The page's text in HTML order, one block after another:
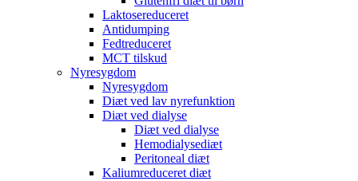
Laktosereduceret
Antidumping
Fedtreduceret
MCT tilskud
Nyresygdom
Nyresygdom
Diæt ved lav nyrefunktion
Diæt ved dialyse
Diæt ved dialyse
Hemodialysediæt
Peritoneal diæt
Kaliumreduceret diæt